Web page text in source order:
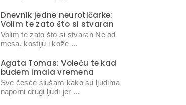
Dnevnik jedne neurotičarke:
Volim te zato što si stvaran
Volim te zato što si stvaran Ne od
mesa, kostiju i kože ...
Agata Tomas: Voleću te kad
budem imala vremena
Sve česće slušam kako su ljudima
naporni drugi ljudi jer ...